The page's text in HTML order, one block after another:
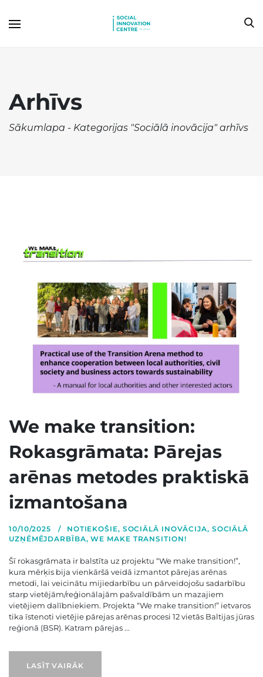
Arhīvs
Sākumlapa - Kategorijas "Sociālā inovācija" arhīvs
We make transition:
Rokasgrāmata: Pārejas
arēnas metodes praktiskā
izmantošana
10/10/2025 NOTIEKOŠIE, SOCIĀLĀ INOVĀCIJA, SOCIĀLĀ
UZŅĒMĒJDARBĪBA,WE MAKE TRANSITION!
Šī rokasgrāmata ir balstīta uz projektu “We make transition!”,
kura mērķis bija vienkāršā veidā izmantot pārejas arēnas
metodi, lai veicinātu mijiedarbību un pārveidojošu sadarbību
starp vietējām/reģionālajām pašvaldībām un mazajiem
vietējiem dalībniekiem. Projekta “We make transition!” ietvaros
tika īstenoti vietējie pārejas arēnas procesi 12 vietās Baltijas jūras
reģionā (BSR). Katram pārejas ...
LASĪT VAIRĀK